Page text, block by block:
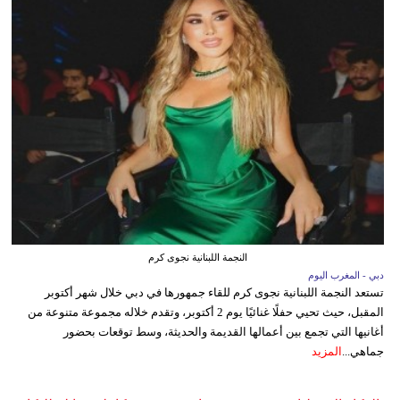
النجمة اللبنانية نجوى كرم
دبي - المغرب اليوم
تستعد النجمة اللبنانية نجوى كرم للقاء جمهورها في دبي خلال شهر أكتوبر
المقبل، حيث تحيي حفلًا غنائيًا يوم 2 أكتوبر، وتقدم خلاله مجموعة متنوعة من
أغانيها التي تجمع بين أعمالها القديمة والحديثة، وسط توقعات بحضور
جماهي... المزيد